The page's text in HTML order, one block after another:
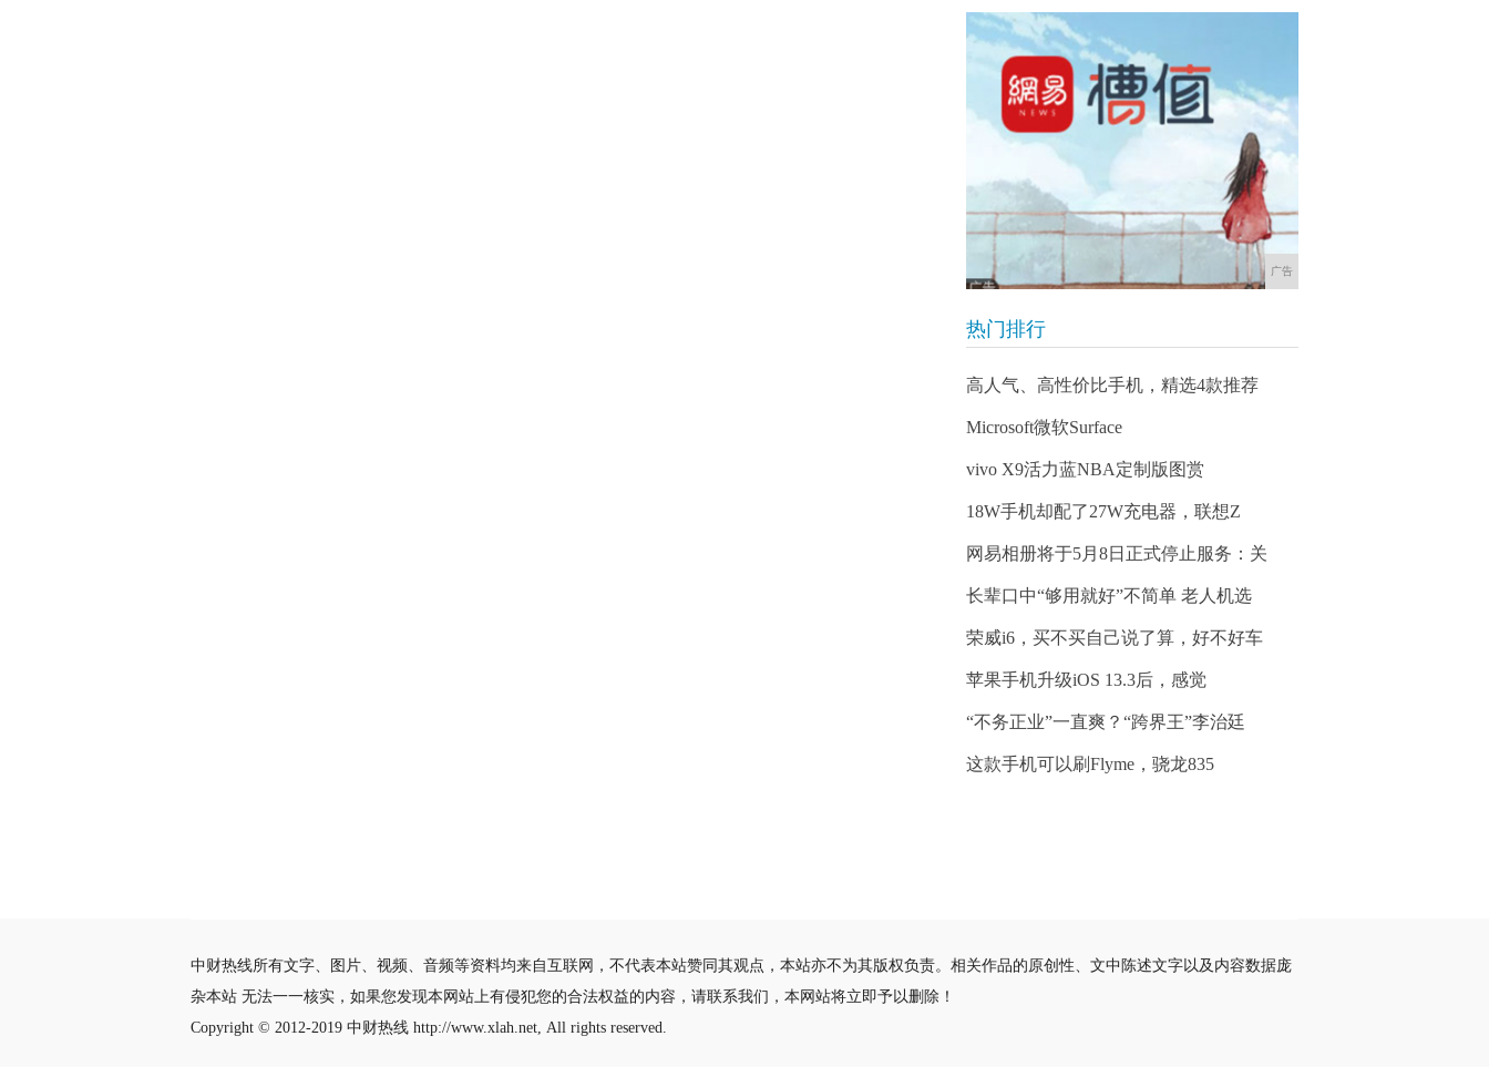
广告
热门排行
高人气、高性价比手机，精选4款推荐
Microsoft微软Surface
vivo X9活力蓝NBA定制版图赏
18W手机却配了27W充电器，联想Z
网易相册将于5月8日正式停止服务：关
长辈口中“够用就好”不简单 老人机选
荣威i6，买不买自己说了算，好不好车
苹果手机升级iOS 13.3后，感觉
“不务正业”一直爽？“跨界王”李治廷
这款手机可以刷Flyme，骁龙835
中财热线所有文字、图片、视频、音频等资料均来自互联网，不代表本站赞同其观点，本站亦不为其版权负责。相关作品的原创性、文中陈述文字以及内容数据庞
杂本站 无法一一核实，如果您发现本网站上有侵犯您的合法权益的内容，请联系我们，本网站将立即予以删除！
Copyright © 2012-2019 中财热线 http://www.xlah.net, All rights reserved.